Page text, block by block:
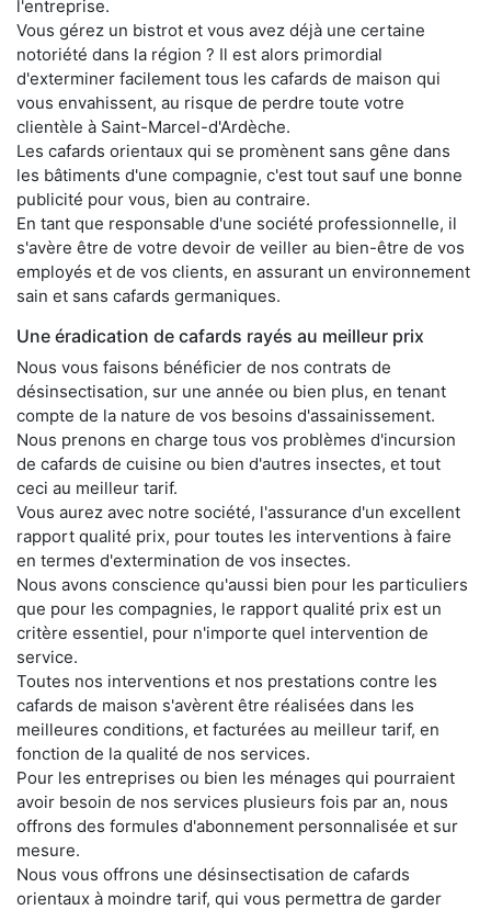
l'entreprise.
Vous gérez un bistrot et vous avez déjà une certaine
notoriété dans la région ? Il est alors primordial
d'exterminer facilement tous les cafards de maison qui
vous envahissent, au risque de perdre toute votre
clientèle à Saint-Marcel-d'Ardèche.
Les cafards orientaux qui se promènent sans gêne dans
les bâtiments d'une compagnie, c'est tout sauf une bonne
publicité pour vous, bien au contraire.
En tant que responsable d'une société professionnelle, il
s'avère être de votre devoir de veiller au bien-être de vos
employés et de vos clients, en assurant un environnement
sain et sans cafards germaniques.
Une éradication de cafards rayés au meilleur prix
Nous vous faisons bénéficier de nos contrats de
désinsectisation, sur une année ou bien plus, en tenant
compte de la nature de vos besoins d'assainissement.
Nous prenons en charge tous vos problèmes d'incursion
de cafards de cuisine ou bien d'autres insectes, et tout
ceci au meilleur tarif.
Vous aurez avec notre société, l'assurance d'un excellent
rapport qualité prix, pour toutes les interventions à faire
en termes d'extermination de vos insectes.
Nous avons conscience qu'aussi bien pour les particuliers
que pour les compagnies, le rapport qualité prix est un
critère essentiel, pour n'importe quel intervention de
service.
Toutes nos interventions et nos prestations contre les
cafards de maison s'avèrent être réalisées dans les
meilleures conditions, et facturées au meilleur tarif, en
fonction de la qualité de nos services.
Pour les entreprises ou bien les ménages qui pourraient
avoir besoin de nos services plusieurs fois par an, nous
offrons des formules d'abonnement personnalisée et sur
mesure.
Nous vous offrons une désinsectisation de cafards
orientaux à moindre tarif, qui vous permettra de garder